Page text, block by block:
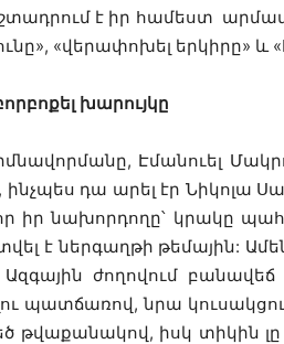
է իր համեստ
», «վերափոխել երկիրը» և«
խարույկը
, Էմանուել
, ինչպես դա արել էր Նիկոլա
իր նախորդողը՝ կրակը
է ներգաղթի թեմային:
Ազգային ժողովում բանավեճ
պատճառով,նրա
թվաքանակով, իսկ տիկին լը